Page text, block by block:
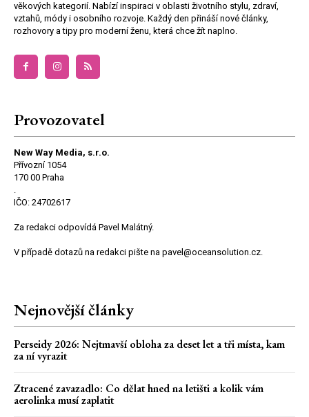
věkových kategorií. Nabízí inspiraci v oblasti životního stylu, zdraví,
vztahů, módy i osobního rozvoje. Každý den přináší nové články,
rozhovory a tipy pro moderní ženu, která chce žít naplno.
Provozovatel
New Way Media, s.r.o.
Přívozní 1054
170 00 Praha
.
IČO: 24702617
Za redakci odpovídá Pavel Malátný.
V případě dotazů na redakci pište na pavel@oceansolution.cz.
Nejnovější články
Perseidy 2026: Nejtmavší obloha za deset let a tři místa, kam
za ní vyrazit
Ztracené zavazadlo: Co dělat hned na letišti a kolik vám
aerolinka musí zaplatit